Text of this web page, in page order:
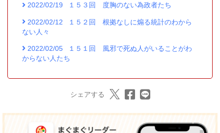
2022/02/19 １５３回 度胸のない為政者たち
2022/02/12
１５２回 根拠なしに煽る統計のわから
ない人々
2022/02/05
１５１回 風邪で死ぬ人がいることがわ
からない人たち
シェアする